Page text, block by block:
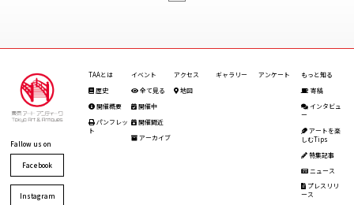
Fallow us on
Facebook
Instagram
TAAとは
歴史
開催概要
パンフレッ
ト
イベント
全て見る
開催中
開催間近
アーカイブ
アクセス
地図
ギャラリー アンケート
もっと知る
寄稿
インタビュ
ー
アートを楽
しむTips
特集記事
ニュース
プレスリリ
ース